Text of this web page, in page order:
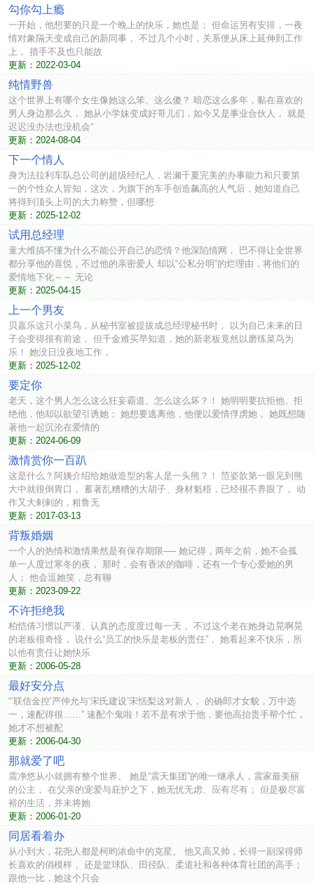
勾你勾上瘾
一开始，他想要的只是一个晚上的快乐，她也是； 但命运另有安排，一夜
情对象隔天变成自己的新同事， 不过几个小时，关系便从床上延伸到工作
上， 措手不及也只能故
更新：2022-03-04
纯情野兽
这个世界上有哪个女生像她这么笨、这么傻？ 暗恋这么多年，黏在喜欢的
男人身边那么久， 她从小学妹变成好哥儿们，如今又是事业合伙人， 就是
迟迟没办法也没机会“
更新：2024-08-04
下一个情人
身为法拉利车队总公司的超级经纪人，岩濑千夏完美的办事能力和只要第
一的个性众人皆知，这次，为旗下的车手创造飙高的人气后，她知道自己
将得到顶头上司的大力称赞，但哪想
更新：2025-12-02
试用总经理
童大维搞不懂为什么不能公开自己的恋情？他深陷情网， 巴不得让全世界
都分享他的喜悦，不过他的亲密爱人 却以“公私分明”的烂理由，将他们的
爱情地下化～～ 无论
更新：2025-04-15
上一个男友
贝嘉乐这只小菜鸟，从秘书室被提拔成总经理秘书时， 以为自己未来的日
子会变得很有前途， 但千金难买早知道，她的新老板竟然以磨练菜鸟为
乐！ 她没日没夜地工作，
更新：2025-12-02
要定你
老天，这个男人怎么这么狂妄霸道、怎么这么坏？！ 她明明要抗拒他、拒
绝他，他却以欲望引诱她； 她想要逃离他，他便以爱情俘虏她， 她既想随
著他一起沉沦在爱情的
更新：2024-06-09
激情赏你一百趴
这是什么？阿姨介绍给她做造型的客人是一头熊？！ 范姿歆第一眼见到熊
大中就很倒胃口， 蓄著乱糟糟的大胡子、身材魁梧，已经很不养眼了， 动
作又大剌剌的，粗鲁无
更新：2017-03-13
背叛婚姻
一个人的热情和激情果然是有保存期限── 她记得，两年之前，她不会孤
单一人度过寒冬的夜， 那时，会有香浓的咖啡，还有一个专心爱她的男
人； 他会逗她笑，总有聊
更新：2023-09-22
不许拒绝我
柏恺倩习惯以严谨、认真的态度度过每一天， 不过这个老在她身边晃啊晃
的老板很奇怪， 说什么“员工的快乐是老板的责任”， 她看起来不快乐，所
以他有责任让她快乐
更新：2006-05-28
最好安分点
“‘联信金控’严仲允与‘宋氏建设’宋恬梨这对新人， 的确郎才女貌，万中选
一，速配得很……” 速配个鬼啦！若不是有求于他，要他高抬贵手帮个忙，
她才不想被配
更新：2006-04-30
那就爱了吧
震净悠从小就拥有整个世界。 她是“震天集团”的唯一继承人，震家最美丽
的公主， 在父亲的宠爱与庇护之下，她无忧无虑、应有尽有； 但是极尽富
裕的生活，并未将她
更新：2006-01-20
同居看着办
从小到大，花尧人都是柯昀浓命中的克星。 他又高又帅，长得一副深得师
长喜欢的俏模样， 还是篮球队、田径队、柔道社和各种体育社团的高手；
跟他一比，她这个只会